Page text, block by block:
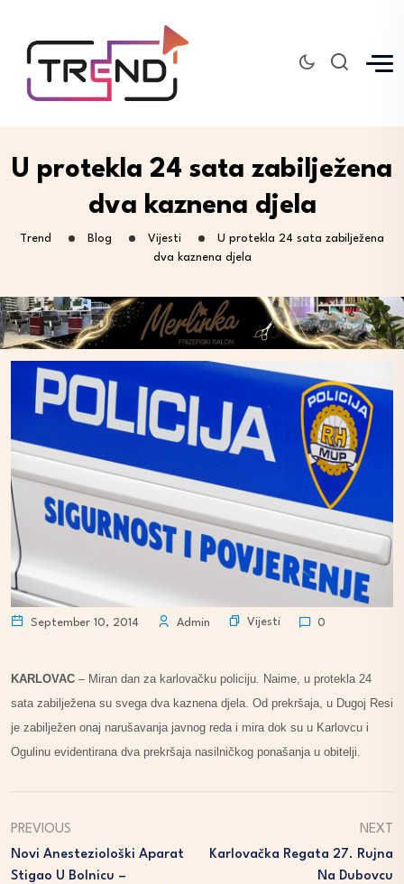
U protekla 24 sata zabilježena
dva kaznena djela
Trend Blog Vijesti
U protekla 24 sata zabilježena
dva kaznena djela
September 10, 2014 Admin Vijesti 0
KARLOVAC – Miran dan za karlovačku policiju. Naime, u protekla 24
sata zabilježena su svega dva kaznena djela. Od prekršaja, u Dugoj Resi
je zabilježen onaj narušavanja javnog reda i mira dok su u Karlovcu i
Ogulinu evidentirana dva prekršaja nasilničkog ponašanja u obitelji.
PREVIOUS
Novi Anesteziološki Aparat
Stigao U Bolnicu –
NEXT
Karlovačka Regata 27. Rujna
Na Dubovcu